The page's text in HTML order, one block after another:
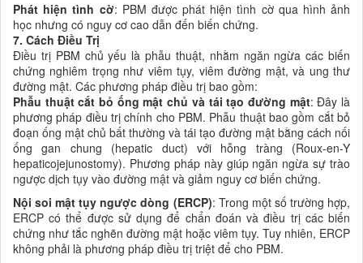
Phát hiện tình cờ: PBM được phát hiện tình cờ qua hình ảnh
học nhưng có nguy cơ cao dẫn đến biến chứng.
7. Cách Điều Trị
Điều trị PBM chủ yếu là phẫu thuật, nhằm ngăn ngừa các biến
chứng nghiêm trọng như viêm tụy, viêm đường mật, và ung thư
đường mật. Các phương pháp điều trị bao gồm:
Phẫu thuật cắt bỏ ống mật chủ và tái tạo đường mật: Đây là
phương pháp điều trị chính cho PBM. Phẫu thuật bao gồm cắt bỏ
đoạn ống mật chủ bất thường và tái tạo đường mật bằng cách nối
ống gan chung (hepatic duct) với hỗng tràng (Roux-en-Y
hepaticojejunostomy). Phương pháp này giúp ngăn ngừa sự trào
ngược dịch tụy vào đường mật và giảm nguy cơ biến chứng.
Nội soi mật tụy ngược dòng (ERCP): Trong một số trường hợp,
ERCP có thể được sử dụng để chẩn đoán và điều trị các biến
chứng như tắc nghẽn đường mật hoặc viêm tụy. Tuy nhiên, ERCP
không phải là phương pháp điều trị triệt để cho PBM.